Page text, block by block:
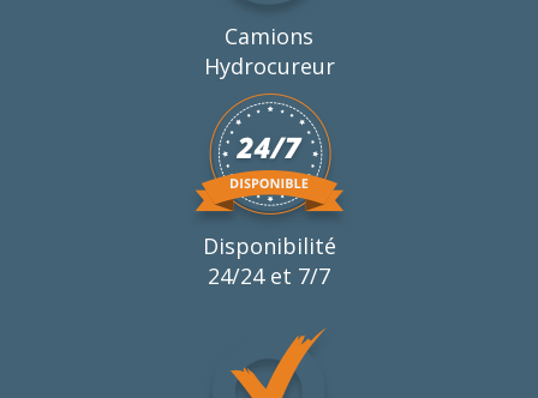
Camions
Hydrocureur
Disponibilité
24/24 et 7/7